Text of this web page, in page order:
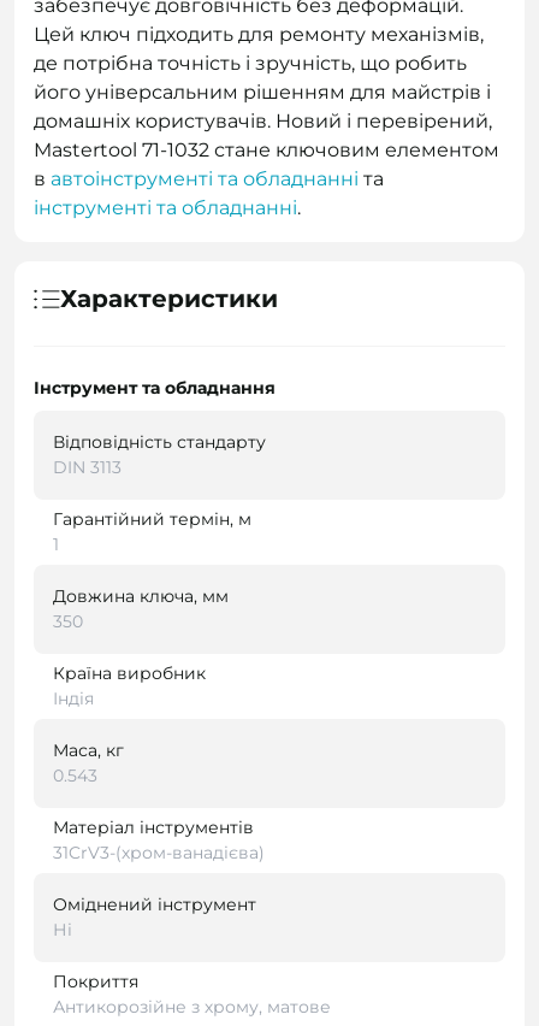
забезпечує довговічність без деформацій.
Цей ключ підходить для ремонту механізмів,
де потрібна точність і зручність, що робить
його універсальним рішенням для майстрів і
домашніх користувачів. Новий і перевірений,
Mastertool 71-1032 стане ключовим елементом
в автоінструменті та обладнанні та
інструменті та обладнанні.
Характеристики
Інструмент та обладнання
Відповідність стандарту
DIN 3113
Гарантійний термін, м
1
Довжина ключа, мм
350
Країна виробник
Індія
Маса, кг
0.543
Матеріал інструментів
31CrV3-(хром-ванадієва)
Оміднений інструмент
Ні
Покриття
Антикорозійне з хрому, матове